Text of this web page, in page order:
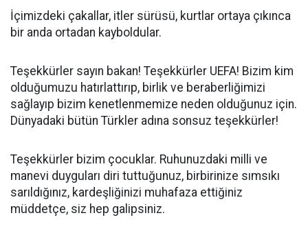
İçimizdeki çakallar, itler sürüsü, kurtlar ortaya çıkınca
bir anda ortadan kayboldular.
Teşekkürler sayın bakan! Teşekkürler UEFA! Bizim kim
olduğumuzu hatırlattırıp, birlik ve beraberliğimizi
sağlayıp bizim kenetlenmemize neden olduğunuz için.
Dünyadaki bütün Türkler adına sonsuz teşekkürler!
Teşekkürler bizim çocuklar. Ruhunuzdaki milli ve
manevi duyguları diri tuttuğunuz, birbirinize sımsıkı
sarıldığınız, kardeşliğinizi muhafaza ettiğiniz
müddetçe, siz hep galipsiniz.